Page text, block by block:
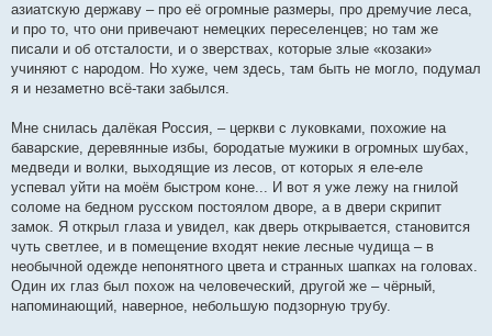
азиатскую державу – про её огромные размеры, про дремучие леса,
и про то, что они привечают немецких переселенцев; но там же
писали и об отсталости, и о зверствах, которые злые «козаки»
учиняют с народом. Но хуже, чем здесь, там быть не могло, подумал
я и незаметно всё-таки забылся.
Мне снилась далёкая Россия, – церкви с луковками, похожие на
баварские, деревянные избы, бородатые мужики в огромных шубах,
медведи и волки, выходящие из лесов, от которых я еле-еле
успевал уйти на моём быстром коне... И вот я уже лежу на гнилой
соломе на бедном русском постоялом дворе, а в двери скрипит
замок. Я открыл глаза и увидел, как дверь открывается, становится
чуть светлее, и в помещение входят некие лесные чудища – в
необычной одежде непонятного цвета и странных шапках на головах.
Один их глаз был похож на человеческий, другой же – чёрный,
напоминающий, наверное, небольшую подзорную трубу.